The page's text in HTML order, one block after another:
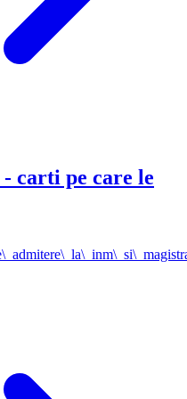
carti pe care le